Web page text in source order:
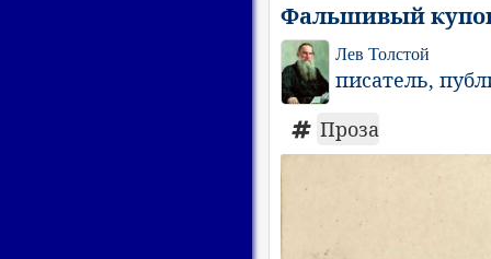
Фальшивый
Лев Толстой
писатель,
Проза